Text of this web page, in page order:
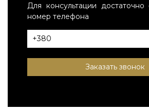
Для консультации достаточно
номер телефона
Заказать звонок